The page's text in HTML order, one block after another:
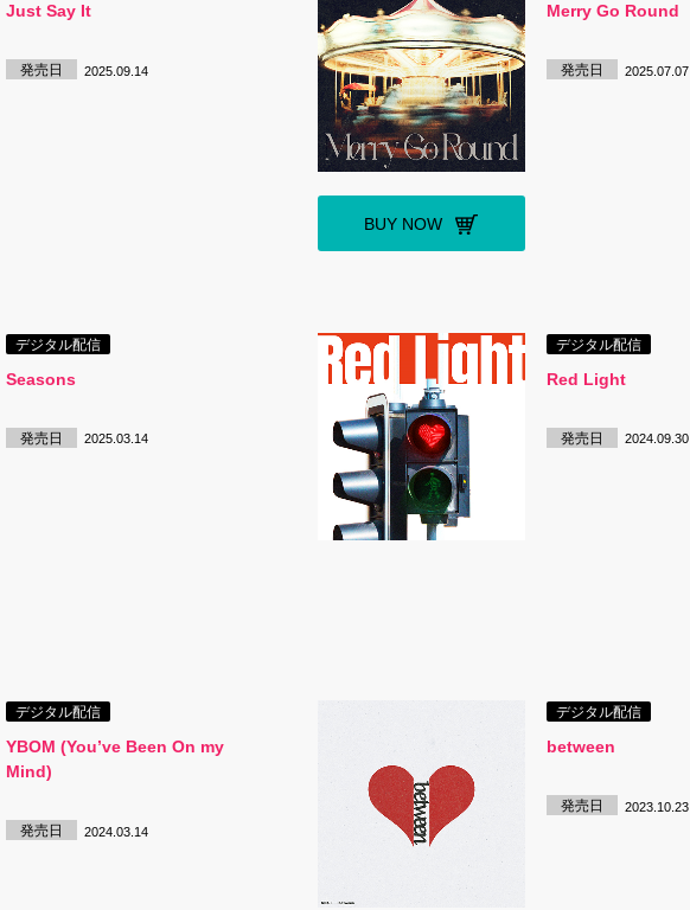
Just Say It
発売日 2025.09.14
BUY NOW
Merry Go Round
発売日 2025.07.07
デジタル配信
Seasons
発売日 2025.03.14
デジタル配信
Red Light
発売日 2024.09.30
デジタル配信
YBOM (You’ve Been On my
Mind)
発売日 2024.03.14
デジタル配信
between
発売日 2023.10.23